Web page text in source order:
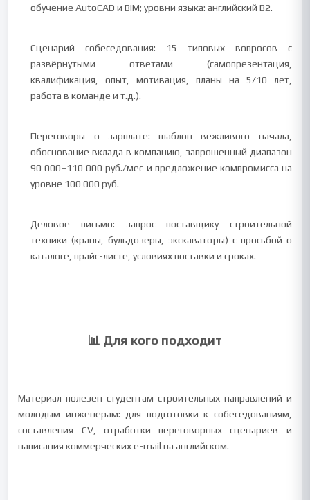
обучение AutoCAD и BIM; уровни языка: английский B2.
Сценарий собеседования: 15 типовых вопросов с
развёрнутыми ответами (самопрезентация,
квалификация, опыт, мотивация, планы на 5/10 лет,
работа в команде и т.д.).
Переговоры о зарплате: шаблон вежливого начала,
обоснование вклада в компанию, запрошенный диапазон
90 000–110 000 руб./мес и предложение компромисса на
уровне 100 000 руб.
Деловое письмо: запрос поставщику строительной
техники (краны, бульдозеры, экскаваторы) с просьбой о
каталоге, прайс-листе, условиях поставки и сроках.
📊 Для кого подходит
Материал полезен студентам строительных направлений и
молодым инженерам: для подготовки к собеседованиям,
составления CV, отработки переговорных сценариев и
написания коммерческих e-mail на английском.